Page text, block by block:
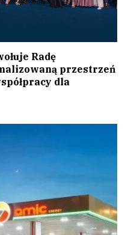
Radę
przestrzeń
dla